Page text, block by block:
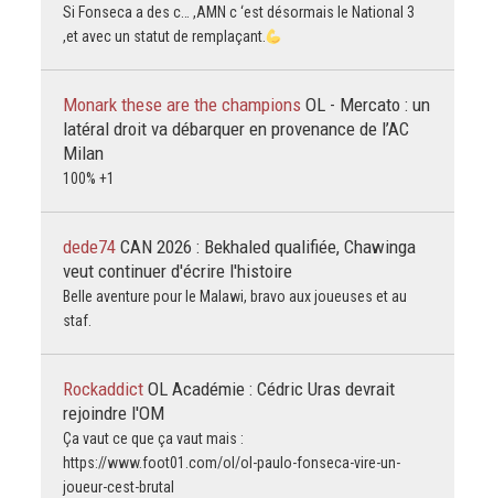
Si Fonseca a des c… ,AMN c ‘est désormais le National 3
,et avec un statut de remplaçant.
Monark these are the champions OL - Mercato : un
latéral droit va débarquer en provenance de l’AC
Milan
100% +1
dede74 CAN 2026 : Bekhaled qualifiée, Chawinga
veut continuer d'écrire l'histoire
Belle aventure pour le Malawi, bravo aux joueuses et au
staf.
Rockaddict OL Académie : Cédric Uras devrait
rejoindre l'OM
Ça vaut ce que ça vaut mais :
https://www.foot01.com/ol/ol-paulo-fonseca-vire-un-
joueur-cest-brutal